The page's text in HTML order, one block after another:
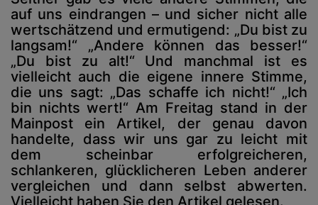
auf uns eindrangen – und sicher nicht alle
wertschätzend und ermutigend: „Du bist zu
langsam!“ „Andere können das besser!“
„Du bist zu alt!“ Und manchmal ist es
vielleicht auch die eigene innere Stimme,
die uns sagt: „Das schaffe ich nicht!“ „Ich
bin nichts wert!“ Am Freitag stand in der
Mainpost ein Artikel, der genau davon
handelte, dass wir uns gar zu leicht mit
dem scheinbar erfolgreicheren,
schlankeren, glücklicheren Leben anderer
vergleichen und dann selbst abwerten.